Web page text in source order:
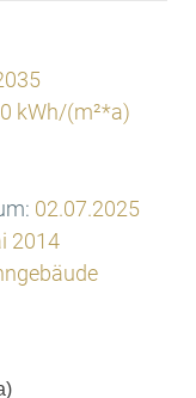
kWh/(m²*a)
02.07.2025
2014